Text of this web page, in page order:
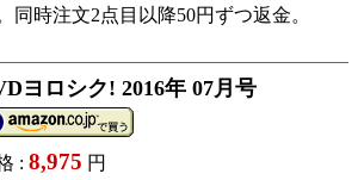
同時注文2点目以降50円ずつ返金。
ヨロシク! 2016年 07月号
: 8,975 円